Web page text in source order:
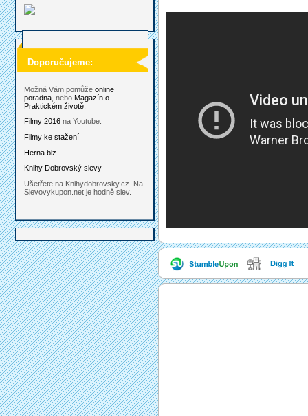
Doporučujeme:
Možná Vám pomůže online
poradna , nebo Magazín o
Praktickém životě
Filmy 2016 na Youtube.
Filmy ke stažení
Herna.biz
Knihy Dobrovský slevy
Ušetřete na Knihydobrovsky.cz. Na
Slevovykupon.net je hodně slev.